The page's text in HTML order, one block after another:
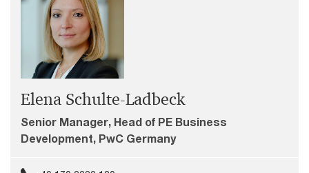
Elena Schulte-Ladbeck
Senior Manager, Head of PE Business
Development, PwC Germany